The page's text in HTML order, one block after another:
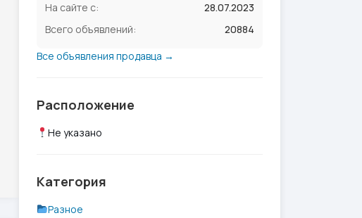
На сайте с:
28.07.2023
Всего объявлений:
20884
Все объявления продавца →
Расположение
Не указано
Категория
Разное